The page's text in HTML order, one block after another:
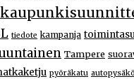
tiedote kampanja
Tampere
pyöräkatu